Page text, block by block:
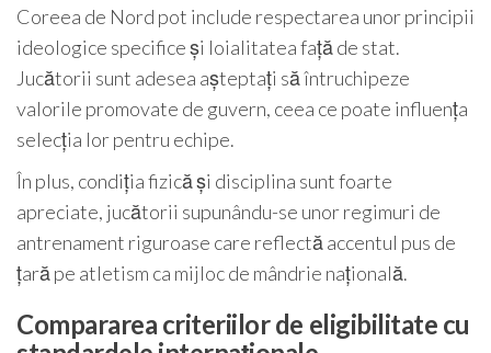
Coreea de Nord pot include respectarea unor principii
ideologice specifice și loialitatea față de stat.
Jucătorii sunt adesea așteptați să întruchipeze
valorile promovate de guvern, ceea ce poate influența
selecția lor pentru echipe.
În plus, condiția fizică și disciplina sunt foarte
apreciate, jucătorii supunându-se unor regimuri de
antrenament riguroase care reflectă accentul pus de
țară pe atletism ca mijloc de mândrie națională.
Compararea criteriilor de eligibilitate cu